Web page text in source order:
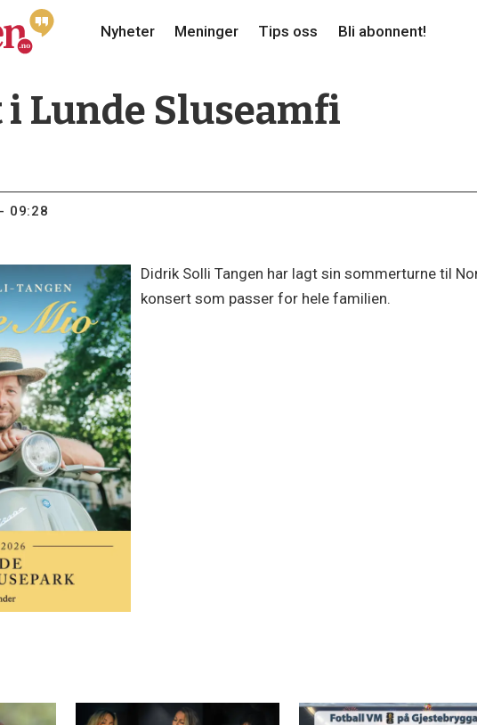
Nyheter Meninger Tips oss Bli abonnent!
Lunde Sluseamfi
09:28
Didrik Solli Tangen har lagt sin sommerturne til
konsert som passer for hele familien.